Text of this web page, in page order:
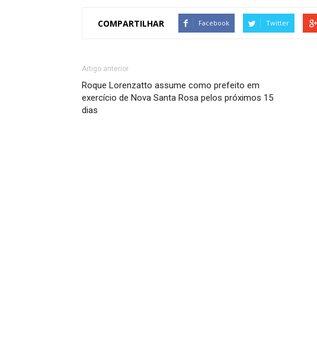
COMPARTILHAR Facebook Twitter
Artigo anterior
Roque Lorenzatto assume como prefeito em
exercício de Nova Santa Rosa pelos próximos 15
dias